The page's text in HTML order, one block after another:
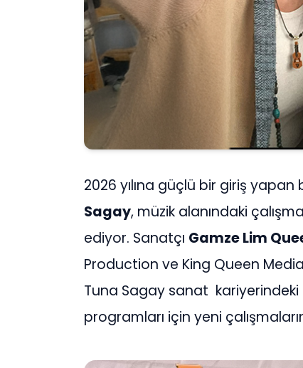
2026 yılına güçlü bir giriş yapan
Sagay, müzik alanındaki
ediyor. Sanatçı Gamze Lim
Production ve King Queen
Tuna Sagay sanat
programları için yeni